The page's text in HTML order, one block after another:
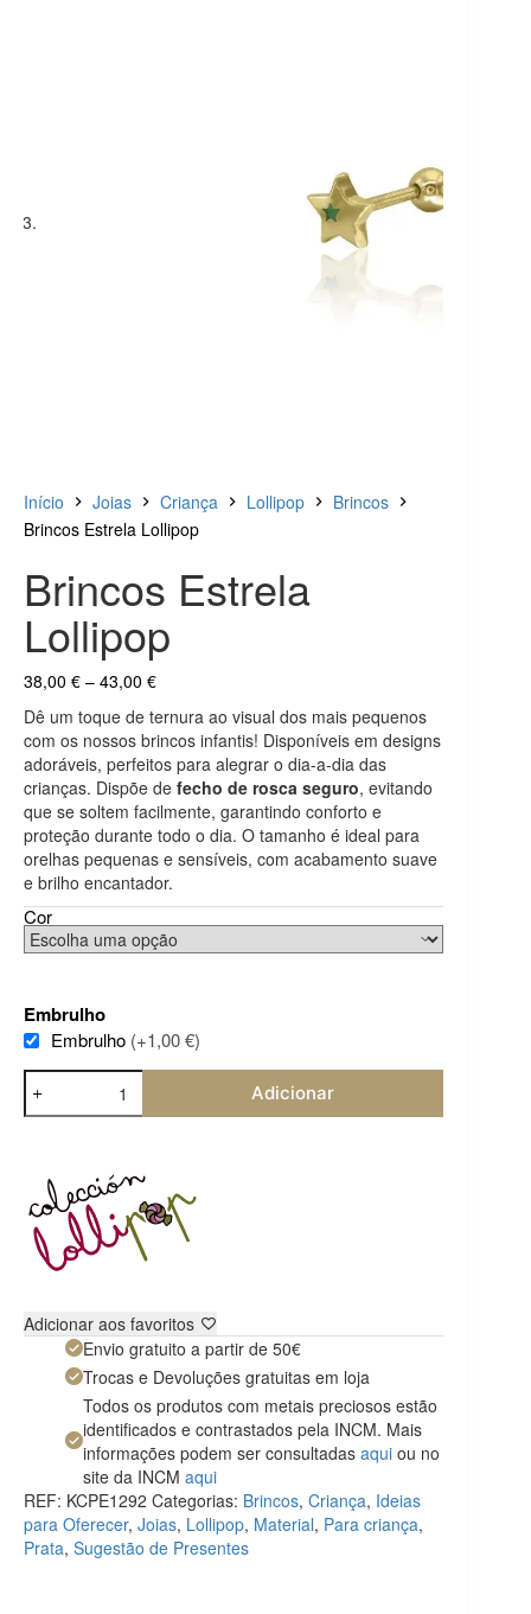
Início Joias Criança Lollipop
Brincos
Brincos Estrela Lollipop
Brincos Estrela
Lollipop
38,00 € – 43,00 €Price
38,00 €
through
43,00 €
Dê um toque de ternura ao visual dos mais pequenos
com os nossos brincos infantis! Disponíveis em designs
adoráveis, perfeitos para alegrar o dia-a-dia das
crianças. Dispõe de fecho de rosca seguro, evitando
que se soltem facilmente, garantindo conforto e
proteção durante todo o dia. O tamanho é ideal para
orelhas pequenas e sensíveis, com acabamento suave
e brilho encantador.
Cor
Embrulho
Embrulho (+1,00 €)
Quantidade
de
Lollipop
Adicionar
Adicionar aos favoritos
Envio gratuito a partir de 50€
Trocas e Devoluções gratuitas em loja
Todos os produtos com metais preciosos estão
identificados e contrastados pela INCM. Mais
informações podem ser consultadas aqui ou no
site da INCM aqui
REF: KCPE1292 Categorias: Brincos, Criança, Ideias
para Oferecer, Joias, Lollipop, Material, Para criança,
Prata, Sugestão de Presentes